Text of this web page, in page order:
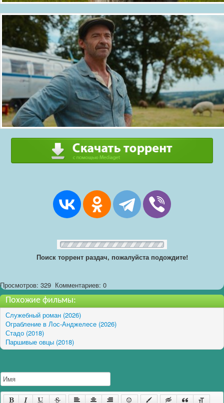
Поиск торрент раздач, пожалуйста подождите!
Просмотров: 329 Комментариев: 0
Похожие фильмы:
Служебный роман (2026)
Ограбление в Лос-Анджелесе (2026)
Стадо (2018)
Паршивые овцы (2018)